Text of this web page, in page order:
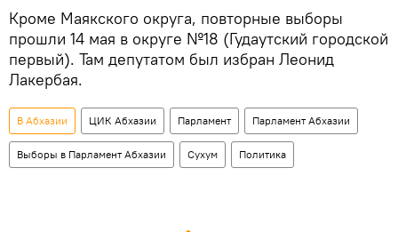
Кроме Маякского округа, повторные выборы
прошли 14 мая в округе №18 (Гудаутский городской
первый). Там депутатом был избран Леонид
Лакербая.
В Абхазии ЦИК Абхазии Парламент Парламент Абхазии
Выборы в Парламент Абхазии Сухум Политика